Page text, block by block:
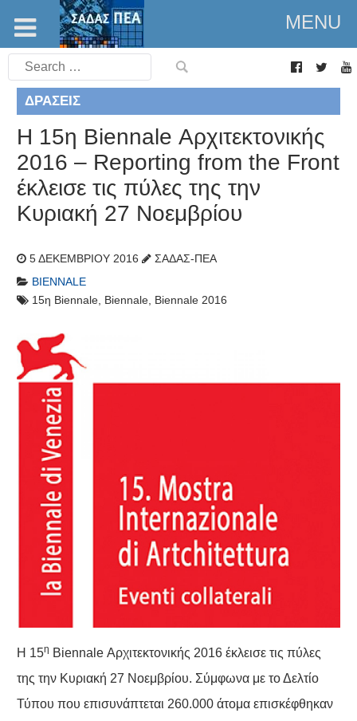
MENU
Search
for:
ΔΡΆΣΕΙΣ
Η 15η Biennale Αρχιτεκτονικής
2016 – Reporting from the Front
έκλεισε τις πύλες της την
Κυριακή 27 Νοεμβρίου
5 ΔΕΚΕΜΒΡΊΟΥ 2016
ΣΑΔΑΣ-ΠΕΑ
BIENNALE
15η Biennale, Biennale, Biennale 2016
Η 15η Biennale Αρχιτεκτονικής 2016 έκλεισε τις πύλες
της την Κυριακή 27 Νοεμβρίου. Σύμφωνα με το Δελτίο
Τύπου που επισυνάπτεται 260.000 άτομα επισκέφθηκαν